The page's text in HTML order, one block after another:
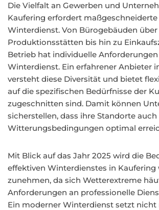
Die Vielfalt an Gewerben und
Kaufering erfordert
Winterdienst. Von Bürogebäuden über
Produktionsstätten bis hin zu
Betrieb hat individuelle
Winterdienst. Ein erfahrener Anbieter
versteht diese Diversität und bietet
auf die spezifischen Bedürfnisse der
zugeschnitten sind. Damit können
sicherstellen, dass ihre Standorte
Witterungsbedingungen optimal
Mit Blick auf das Jahr 2025 wird die
effektiven Winterdienstes in Kaufering
zunehmen, da sich Wetterextreme
Anforderungen an professionelle
Ein moderner Winterdienst setzt nicht